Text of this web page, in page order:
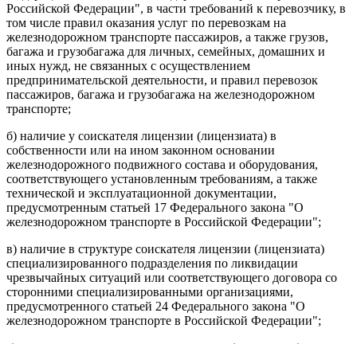
Российской Федерации", в части требований к перевозчику, в
том числе правил оказания услуг по перевозкам на
железнодорожном транспорте пассажиров, а также грузов,
багажа и грузобагажа для личных, семейных, домашних и
иных нужд, не связанных с осуществлением
предпринимательской деятельности, и правил перевозок
пассажиров, багажа и грузобагажа на железнодорожном
транспорте;
б) наличие у соискателя лицензии (лицензиата) в
собственности или на ином законном основании
железнодорожного подвижного состава и оборудования,
соответствующего установленным требованиям, а также
технической и эксплуатационной документации,
предусмотренным статьей 17 Федерального закона "О
железнодорожном транспорте в Российской Федерации";
в) наличие в структуре соискателя лицензии (лицензиата)
специализированного подразделения по ликвидации
чрезвычайных ситуаций или соответствующего договора со
сторонними специализированными организациями,
предусмотренного статьей 24 Федерального закона "О
железнодорожном транспорте в Российской Федерации";